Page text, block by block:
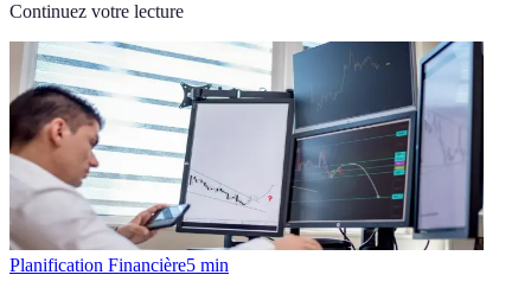
Continuez votre lecture
Planification Financière5 min